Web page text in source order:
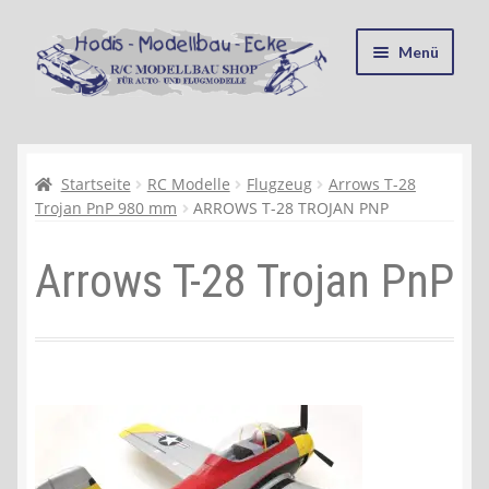
Zur
Navigation
springen
Zum
Inhalt
springen
Menü
Kasse
Recycling, Entsorgung und Umwelt
Ablauf einer Bestellung
Startseite RC Modelle Flugzeug
Arrows T-28
Trojan PnP 980 mm
ARROWS T-28 TROJAN PNP
Arrows T-28 Trojan PnP